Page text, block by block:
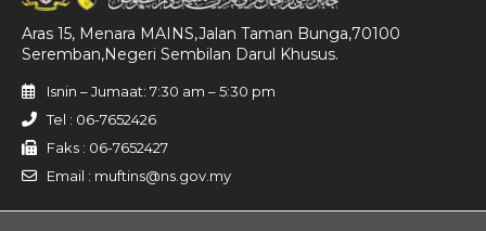
Aras 15, Menara MAINS,Jalan Taman Bunga,70100
Seremban,Negeri Sembilan Darul Khusus.
Isnin – Jumaat: 7:30 am – 5:30 pm
Tel : 06-7652426
Faks : 06-7652427
Email : muftins@ns.gov.my